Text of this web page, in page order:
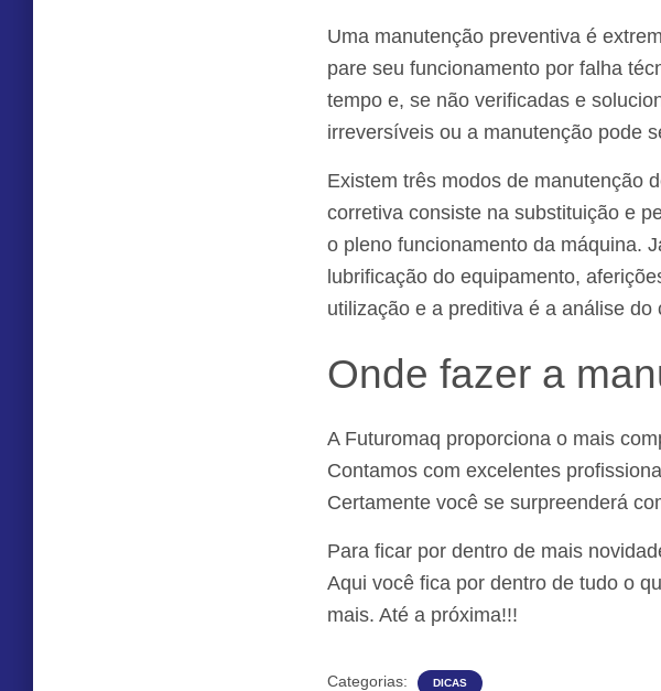
Uma manutenção preventiva é
pare seu funcionamento por falha
tempo e, se não verificadas e
irreversíveis ou a manutenção pode
Existem três modos de manutenção
corretiva consiste na substituição e
o pleno funcionamento da máquina.
lubrificação do equipamento,
utilização e a preditiva é a análise
Onde fazer a
A Futuromaq proporciona o mais
Contamos com excelentes
Certamente você se surpreenderá
Para ficar por dentro de mais
Aqui você fica por dentro de tudo o
mais. Até a próxima!!!
Categorias: DICAS